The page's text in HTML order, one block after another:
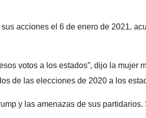
acciones el 6 de enero de 2021,
votos a los estados”, dijo la mujer
de las elecciones de 2020 a los
y las amenazas de sus